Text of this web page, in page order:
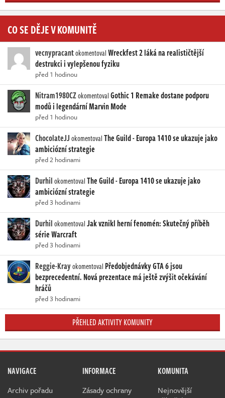
CO SE DĚJE V KOMUNITĚ
vecnypracantokomentovalWreckfest 2 láká na realističtější
destrukci i vylepšenou fyziku
před 1 hodinou
Nitram1980CZokomentovalGothic 1 Remake dostane podporu
modů i legendární Marvin Mode
před 1 hodinou
ChocolateJJokomentovalThe Guild - Europa 1410 se ukazuje jako
ambiciózní strategie
před 2 hodinami
DurhilokomentovalThe Guild - Europa 1410 se ukazuje jako
ambiciózní strategie
před 3 hodinami
DurhilokomentovalJak vznikl herní fenomén: Skutečný příběh
série Warcraft
před 3 hodinami
Reggie-Krayokomentoval Předobjednávky GTA 6 jsou
bezprecedentní. Nová prezentace má ještě zvýšit očekávání
hráčů
před 3 hodinami
PŘEHLED AKTIVITY KOMUNITY
NAVIGACE
Archiv pořadu
INFORMACE
Zásady ochrany
KOMUNITA
Nejnovější